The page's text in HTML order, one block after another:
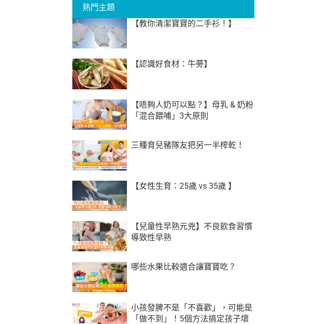
熱門主題
【教你清潔寶寶的二手衫！】
【認識好食材：牛蒡】
【唔夠人奶可以點？】母乳 & 奶粉
「混合餵哺」3大原則
三種育兒豬隊友把另一半榨乾！
【女性生育：25歲 vs 35歲 】
【兒童性早熟元兇】不良飲食習慣
導致性早熟
哪些水果比較適合讓寶寶吃？
小孩發脾不是「不喜歡」，可能是
「做不到」！5個方法搞定孩子壞